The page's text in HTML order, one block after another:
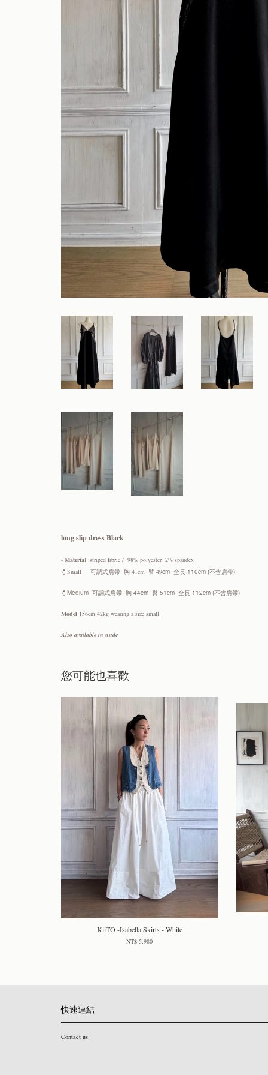
long slip dress Black
- Material :striped frbric / 98% polyester 2% spandex
🧷Small 可調式肩帶 胸 41cm 臀 49cm 全長 110cm (不含肩帶)
🧷Medium 可調式肩帶 胸 44cm 臀 51cm 全長 112cm (不含肩帶)
Model 156cm 42kg wearing a size small
Also available in nude
您可能也喜歡
KiiTO -Isabella Skirts - White
NT$ 5,980
快速連結
Contact us